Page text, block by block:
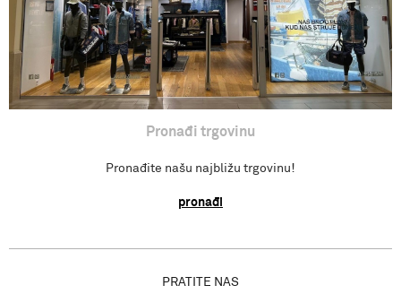
Gdje se nalazimo?
Pronađi trgovinu
Pronađite našu najbližu trgovinu!
pronađi
PRATITE NAS